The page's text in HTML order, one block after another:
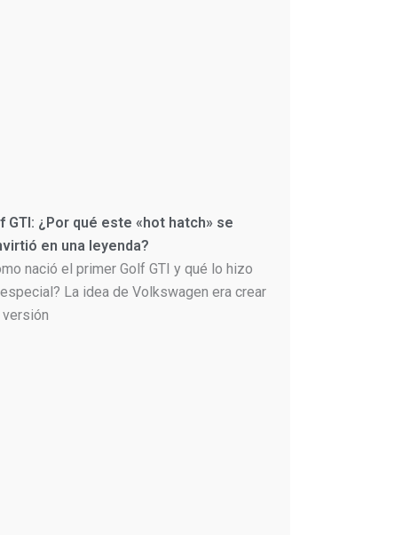
GTI: ¿Por qué este «hot hatch» se
en una leyenda?
nació el primer Golf GTI y qué lo hizo
La idea de Volkswagen era crear
versión